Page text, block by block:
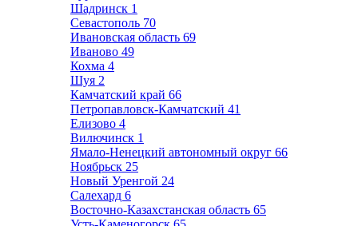
Шадринск 1
Севастополь 70
Ивановская область 69
Иваново 49
Кохма 4
Шуя 2
Камчатский край 66
Петропавловск-Камчатский 41
Елизово 4
Вилючинск 1
Ямало-Ненецкий автономный округ 66
Ноябрьск 25
Новый Уренгой 24
Салехард 6
Восточно-Казахстанская область 65